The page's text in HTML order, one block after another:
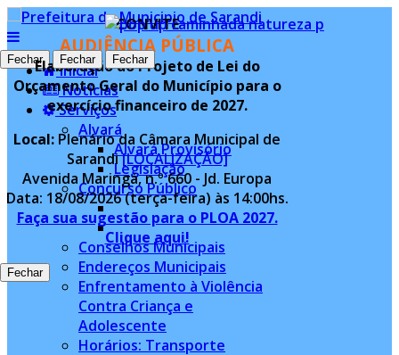
Inicial
Notícias
Serviços
Alvará
Alvará Provisório
Legislação
Concurso Público
Conselhos Municipais
Endereços Municipais
Enfrentamento à Violência
Contra Criança e
Adolescente
Horários: Transporte
Fechar
CONVITE
AUDIÊNCIA PÚBLICA
Elaboração do Projeto de Lei do
Orçamento Geral do Município para o
exercício financeiro de 2027.
Local: Plenário da Câmara Municipal de
Sarandi[LOCALIZAÇÃO]
Avenida Maringá, n.º 660 - Jd. Europa
Data: 18/08/2026 (terça-feira) às 14:00hs.
Faça sua sugestão para o PLOA 2027.
Clique aqui!
Fechar
Fechar
Fechar
Fechar